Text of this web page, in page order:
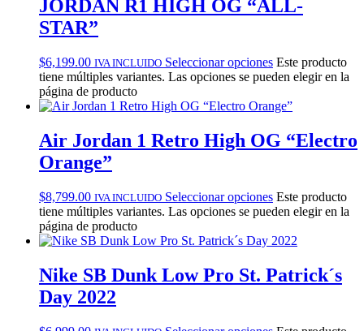
JORDAN R1 HIGH OG “ALL-
STAR”
$6,199.00 IVA INCLUIDO Seleccionar opciones Este producto
tiene múltiples variantes. Las opciones se pueden elegir en la
página de producto
Air Jordan 1 Retro High OG “Electro
Orange”
$8,799.00 IVA INCLUIDO Seleccionar opciones Este producto
tiene múltiples variantes. Las opciones se pueden elegir en la
página de producto
Nike SB Dunk Low Pro St. Patrick´s
Day 2022